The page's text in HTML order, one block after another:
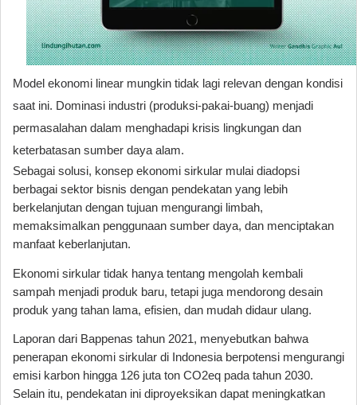
Model ekonomi linear mungkin tidak lagi relevan dengan kondisi
saat ini. Dominasi industri (produksi-pakai-buang) menjadi
permasalahan dalam menghadapi krisis lingkungan dan
keterbatasan sumber daya alam.
Sebagai solusi, konsep ekonomi sirkular mulai diadopsi
berbagai sektor bisnis dengan pendekatan yang lebih
berkelanjutan dengan tujuan mengurangi limbah,
memaksimalkan penggunaan sumber daya, dan menciptakan
manfaat keberlanjutan.
Ekonomi sirkular tidak hanya tentang mengolah kembali
sampah menjadi produk baru, tetapi juga mendorong desain
produk yang tahan lama, efisien, dan mudah didaur ulang.
Laporan dari Bappenas tahun 2021, menyebutkan bahwa
penerapan ekonomi sirkular di Indonesia berpotensi mengurangi
emisi karbon hingga 126 juta ton CO2eq pada tahun 2030.
Selain itu, pendekatan ini diproyeksikan dapat meningkatkan